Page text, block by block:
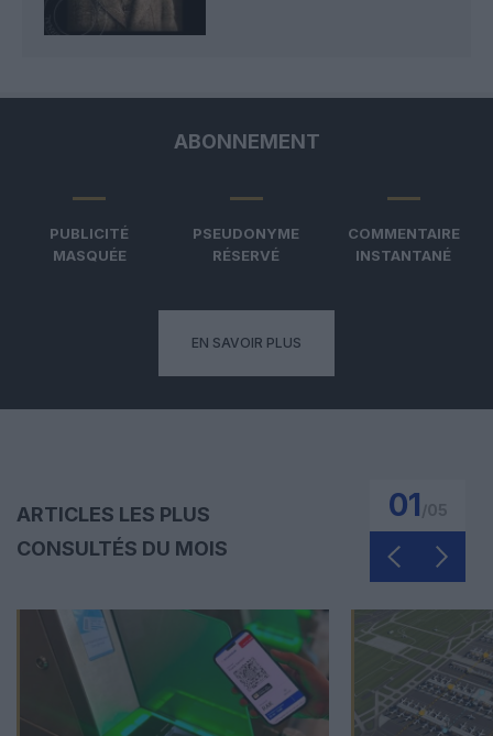
ABONNEMENT
PUBLICITÉ
MASQUÉE
PSEUDONYME
RÉSERVÉ
COMMENTAIRE
INSTANTANÉ
EN SAVOIR PLUS
ARTICLES LES PLUS
CONSULTÉS DU MOIS
01